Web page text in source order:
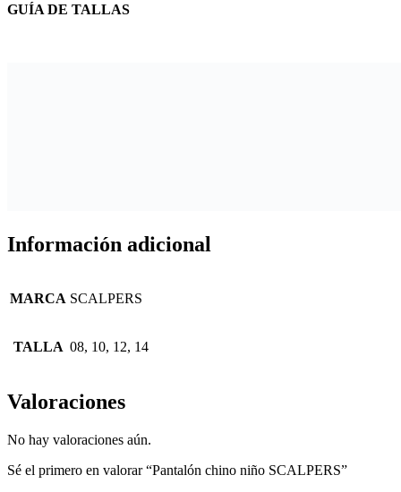
GUÍA DE TALLAS
Información adicional
MARCA SCALPERS
TALLA 08, 10, 12, 14
Valoraciones
No hay valoraciones aún.
Sé el primero en valorar “Pantalón chino niño SCALPERS”